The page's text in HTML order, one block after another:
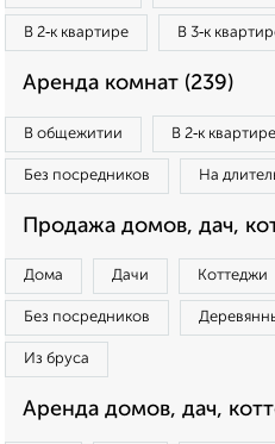
В 2‑к квартире В 3‑к
Аренда комнат (239)
В общежитии В 2‑к квартире
Без посредников На
Продажа домов, дач,
Дома Дачи Коттеджи
Без посредников
Из бруса
Аренда домов, дач,